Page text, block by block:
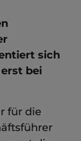
sich
bei
für die